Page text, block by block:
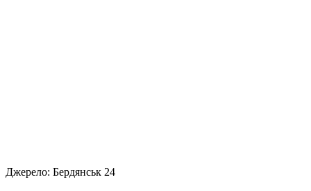
Джерело: Бердянськ 24